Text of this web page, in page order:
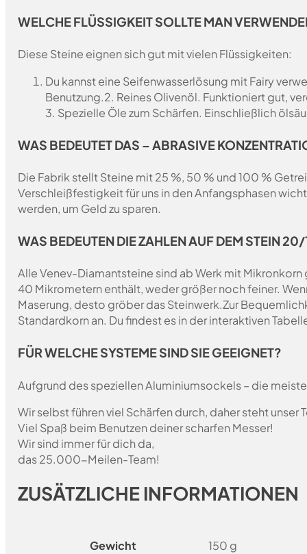
WELCHE FLÜSSIGKEIT SOLLTE MAN
Diese Steine eignen sich gut mit vielen Flüssigkeiten:
Du kannst eine Seifenwasserlösung mit Fairy
Benutzung.2. Reines Olivenöl. Funktioniert gut,
3. Spezielle Öle zum Schärfen. Einschließlich
WAS BEDEUTET DAS – ABRASIVE
Die Fabrik stellt Steine mit 25 %, 50 % und 100 %
Verschleißfestigkeit für uns in den Anfangsphasen
werden, um Geld zu sparen.
WAS BEDEUTEN DIE ZAHLEN AUF DEM STEIN
Alle Venev-Diamantsteine sind ab Werk mit
40 Mikrometern enthält, weder größer noch feiner.
Maserung, desto gröber das Steinwerk.Zur
Standardkorn an. Du findest es in der interaktiven
FÜR WELCHE SYSTEME SIND SIE GEEIGNET?
Aufgrund des speziellen Aluminiumsockels – die
Wir selbst führen viel Schärfen durch, daher steht
Viel Spaß beim Benutzen deiner scharfen Messer!
Wir sind immer für dich da,
das 25.000-Meilen-Team!
ZUSÄTZLICHE INFORMATIONEN
Gewicht 150 g